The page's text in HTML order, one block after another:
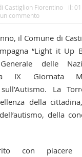
Castiglion Fiorentino il:
commento
il Comune di
“Light it Up
Generale delle
IX Giornata
sull’Autismo. La
della
della
con piacere